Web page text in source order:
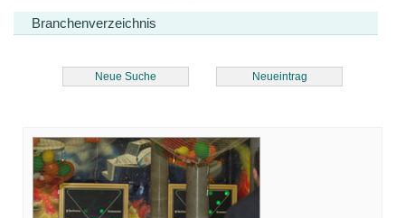
Branchenverzeichnis
Neue Suche Neueintrag